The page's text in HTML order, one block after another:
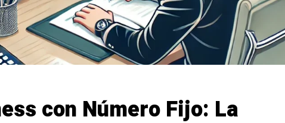
con Número Fijo: La